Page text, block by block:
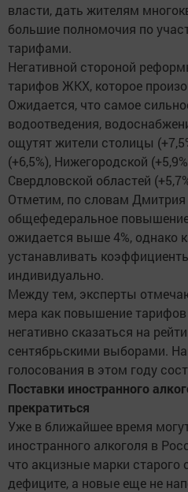
власти, дать жителям
большие полномочия по
тарифами.
Негативной стороной
тарифов ЖКХ, которое
Ожидается, что самое
водоотведения,
ощутят жители столицы
(+6,5%), Нижегородской
Свердловской областей
Отметим, по словам
общефедеральное
ожидается выше 4%, однако
устанавливать
индивидуально.
Между тем, эксперты
мера как повышение
негативно сказаться на
сентябрьскими выборами.
голосования в этом году
Поставки иностранного
прекратиться
Уже в ближайшее время
иностранного алкоголя в
что акцизные марки
дефиците, a новые еще не